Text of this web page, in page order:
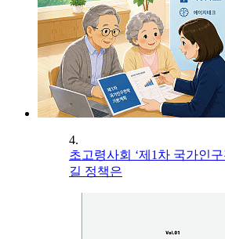
4.
초고령사회 ‘제1차 국가인
길 정책은